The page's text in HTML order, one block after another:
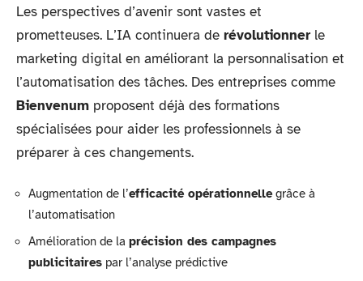
Les perspectives d’avenir sont vastes et
prometteuses. L’IA continuera de révolutionner le
marketing digital en améliorant la personnalisation et
l’automatisation des tâches. Des entreprises comme
Bienvenum proposent déjà des formations
spécialisées pour aider les professionnels à se
préparer à ces changements.
Augmentation de l’efficacité opérationnellegrâce à
l’automatisation
Amélioration de la précision des campagnes
publicitaires par l’analyse prédictive